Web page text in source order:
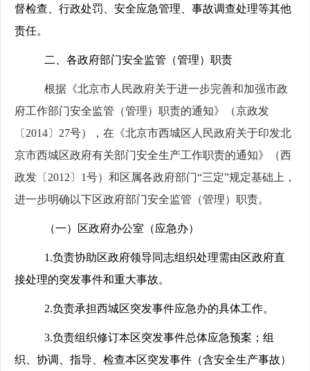
督检查、行政处罚、安全应急管理、事故调查处理等其他
责任。
二、各政府部门安全监管（管理）职责
根据《北京市人民政府关于进一步完善和加强市政
府工作部门安全监管（管理）职责的通知》（京政发
〔2014〕27号），在《北京市西城区人民政府关于印发北
京市西城区政府有关部门安全生产工作职责的通知》（西
政发〔2012〕1号）和区属各政府部门“三定”规定基础上，
进一步明确以下区政府部门安全监管（管理）职责。
（一）区政府办公室（应急办）
1.负责协助区政府领导同志组织处理需由区政府直
接处理的突发事件和重大事故。
2.负责承担西城区突发事件应急办的具体工作。
3.负责组织修订本区突发事件总体应急预案；组
织、协调、指导、检查本区突发事件（含安全生产事故）